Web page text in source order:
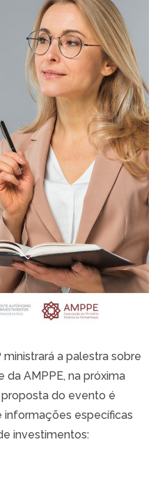
a palestra sobre
da AMPPE, na próxima
proposta do evento é
informações específicas
investimentos: